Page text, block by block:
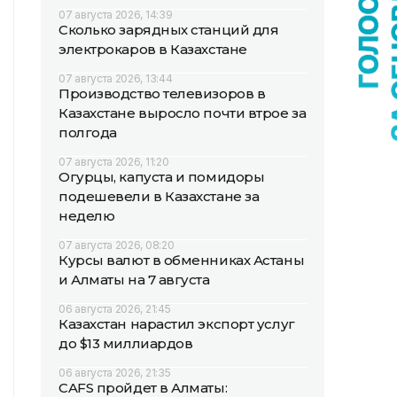
07 августа 2026, 14:39
Сколько зарядных станций для
электрокаров в Казахстане
07 августа 2026, 13:44
Производство телевизоров в
Казахстане выросло почти втрое за
полгода
07 августа 2026, 11:20
Огурцы, капуста и помидоры
подешевели в Казахстане за
неделю
07 августа 2026, 08:20
Курсы валют в обменниках Астаны
и Алматы на 7 августа
06 августа 2026, 21:45
Казахстан нарастил экспорт услуг
до $13 миллиардов
06 августа 2026, 21:35
CAFS пройдет в Алматы: